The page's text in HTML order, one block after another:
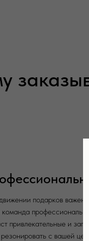
подарков важен
привлекательные и
резонировать с вашей